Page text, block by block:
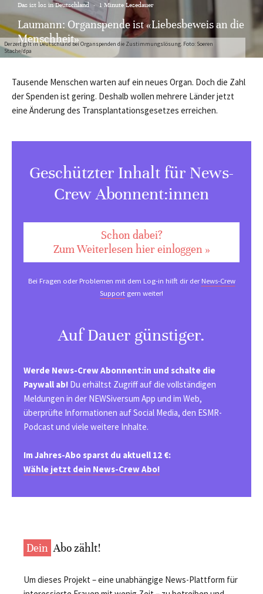
Derzeit gilt in Deutschland bei Organspenden die Zustimmungslösung. Foto: Soeren
Stache/dpa
Das ist los in Deutschland · 1 Minute Lesedauer
Laumann: Organspende ist «Liebesbeweis an die
Menschheit»
Tausende Menschen warten auf ein neues Organ. Doch die Zahl
der Spenden ist gering. Deshalb wollen mehrere Länder jetzt
eine Änderung des Transplantationsgesetzes erreichen.
Geschützter Inhalt für News-
Crew Abonnent:innen
Schon dabei?
Zum Weiterlesen hier einloggen »
Bei Fragen oder Problemen mit dem Log-in hilft dir derNews-Crew
Support gern weiter!
Auf Dauer günstiger.
Werde News-Crew Abonnent:in und schalte die
Paywall ab! Du erhältst Zugriff auf die vollständigen
Meldungen in der NEWSiversum App und im Web,
überprüfte Informationen auf Social Media, den ESMR-
Podcast und viele weitere Inhalte.
Im Jahres-Abo sparst du aktuell 12 €:
Wähle jetzt dein News-Crew Abo!
Dein Abo zählt!
Um dieses Projekt – eine unabhängige News-Plattform für